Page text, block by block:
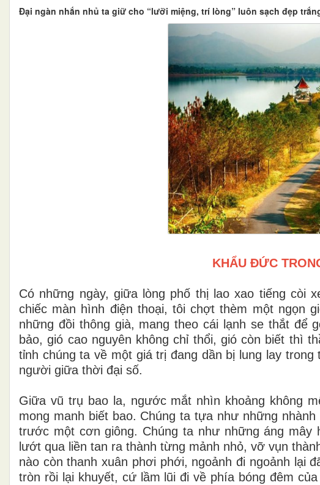
Đại ngàn nhắn nhủ ta giữ cho “lưỡi miệng, trí lòng” luôn sạch đẹp
KHẨU ĐỨC
Có những ngày, giữa lòng phố thị lao xao tiếng còi
chiếc màn hình điện thoại, tôi chợt thèm một ngọn
những đồi thông già, mang theo cái lạnh se thắt
bảo, gió cao nguyên không chỉ thổi, gió còn biết thì
tỉnh chúng ta về một giá trị đang dần bị lung lay
người giữa thời đại số.
Giữa vũ trụ bao la, ngước mắt nhìn khoảng không
mong manh biết bao. Chúng ta tựa như những
trước một cơn giông. Chúng ta như những áng mây
lướt qua liền tan ra thành từng mảnh nhỏ, vỡ vụn
nào còn thanh xuân phơi phới, ngoảnh đi ngoảnh lại
tròn rồi lại khuyết, cứ lầm lũi đi về phía bóng đêm